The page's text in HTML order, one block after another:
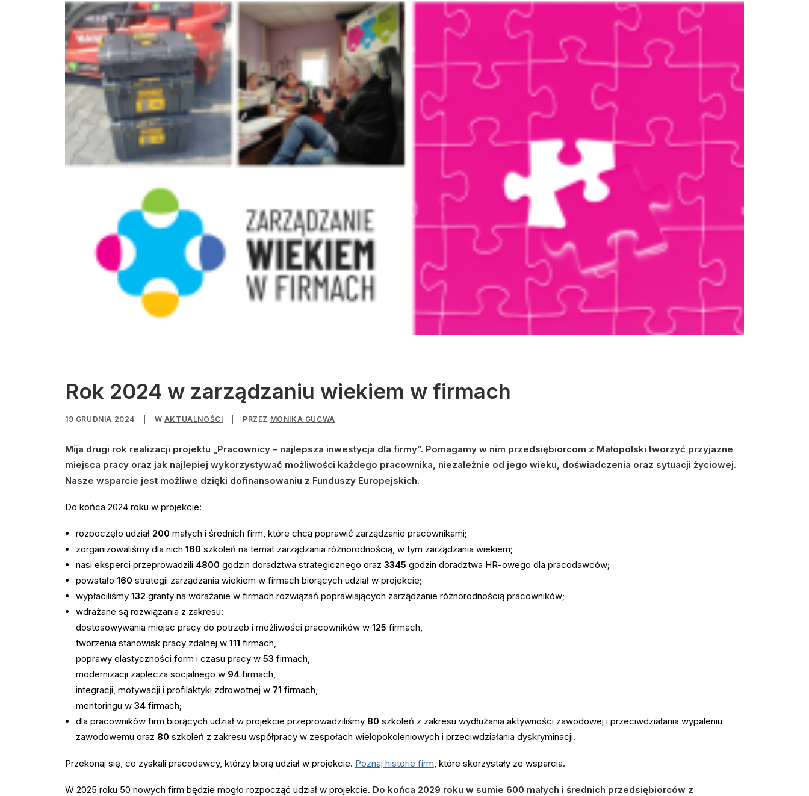
Rok 2024 w zarządzaniu wiekiem w firmach
19 GRUDNIA 2024 W AKTUALNOŚCI PRZEZ MONIKA GUCWA
Mija drugi rok realizacji projektu „Pracownicy – najlepsza inwestycja dla firmy”. Pomagamy w nim przedsiębiorcom z Małopolski tworzyć przyjazne
miejsca pracy oraz jak najlepiej wykorzystywać możliwości każdego pracownika, niezależnie od jego wieku, doświadczenia oraz sytuacji życiowej.
Nasze wsparcie jest możliwe dzięki dofinansowaniu z Funduszy Europejskich.
Do końca 2024 roku w projekcie:
rozpoczęło udział 200 małych i średnich firm, które chcą poprawić zarządzanie pracownikami;
zorganizowaliśmy dla nich 160 szkoleń na temat zarządzania różnorodnością, w tym zarządzania wiekiem;
nasi eksperci przeprowadzili 4800 godzin doradztwa strategicznego oraz 3345 godzin doradztwa HR-owego dla pracodawców;
powstało 160 strategii zarządzania wiekiem w firmach biorących udział w projekcie;
wypłaciliśmy 132 granty na wdrażanie w firmach rozwiązań poprawiających zarządzanie różnorodnością pracowników;
wdrażane są rozwiązania z zakresu:
dostosowywania miejsc pracy do potrzeb i możliwości pracowników w 125 firmach,
tworzenia stanowisk pracy zdalnej w 111 firmach,
poprawy elastyczności form i czasu pracy w 53 firmach,
modernizacji zaplecza socjalnego w 94 firmach,
integracji, motywacji i profilaktyki zdrowotnej w 71 firmach,
mentoringu w 34 firmach;
dla pracowników firm biorących udział w projekcie przeprowadziliśmy 80 szkoleń z zakresu wydłużania aktywności zawodowej i przeciwdziałania wypaleniu
zawodowemu oraz 80 szkoleń z zakresu współpracy w zespołach wielopokoleniowych i przeciwdziałania dyskryminacji.
Przekonaj się, co zyskali pracodawcy, którzy biorą udział w projekcie. Poznaj historie firm, które skorzystały ze wsparcia.
W 2025 roku 50 nowych firm będzie mogło rozpocząć udział w projekcie. Do końca 2029 roku w sumie 600 małych i średnich przedsiębiorców z